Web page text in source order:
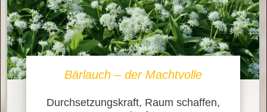
Bärlauch – der Machtvolle
Durchsetzungskraft, Raum schaffen,